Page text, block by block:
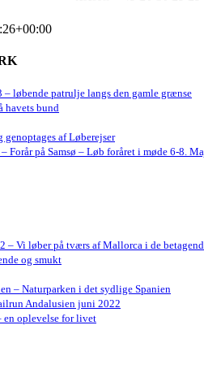
– løbende patrulje langs den gamle grænse
havets bund
af Løberejser
Forår på Samsø – Løb foråret i møde 6-8.
– Vi løber på tværs af Mallorca i de
og smukt
– Naturparken i det sydlige Spanien
Andalusien juni 2022
en oplevelse for livet